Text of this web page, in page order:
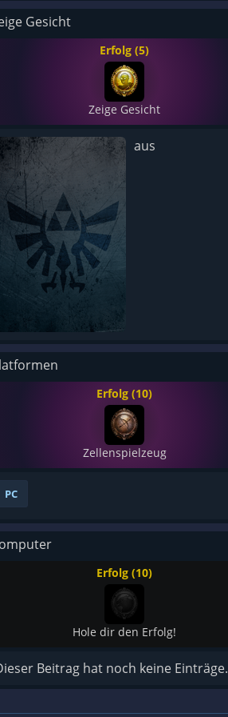
Gesicht
Erfolg (5)
Zeige Gesicht
aus
Erfolg (10)
Zellenspielzeug
PC
Erfolg (10)
Hole dir den Erfolg!
Beitrag hat noch keine Einträge.